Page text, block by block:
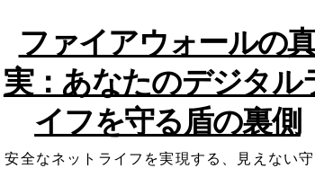
ファイアウォールの
実：あなたのデジタル
イフを守る盾の裏側
安全なネットライフを実現する、見えない守